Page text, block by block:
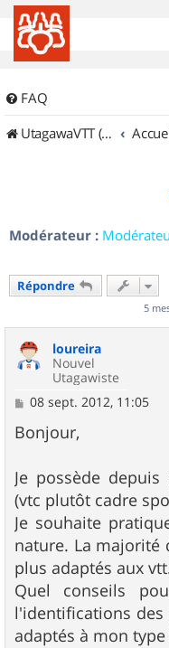
FAQ
UtagawaVTT (Randos VTT et VTTAE avec traces GPS)
Modérateur :
Répondre
5
loureira
Nouvel
Utagawiste
M
s
s
g
e
08 sept. 2012, 11:05
Bonjour,
Je possède depuis
(vtc plutôt cadre
Je souhaite
nature. La majorité
plus adaptés aux
Quel conseils
l'identifications
adaptés à mon type